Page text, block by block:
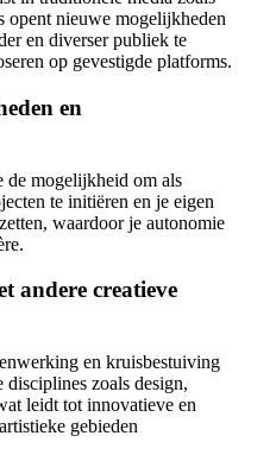
opent nieuwe mogelijkheden
en diverser publiek te
op gevestigde platforms.
en
de mogelijkheid om als
te initiëren en je eigen
waardoor je autonomie
andere creatieve
en kruisbestuiving
disciplines zoals design,
leidt tot innovatieve en
gebieden